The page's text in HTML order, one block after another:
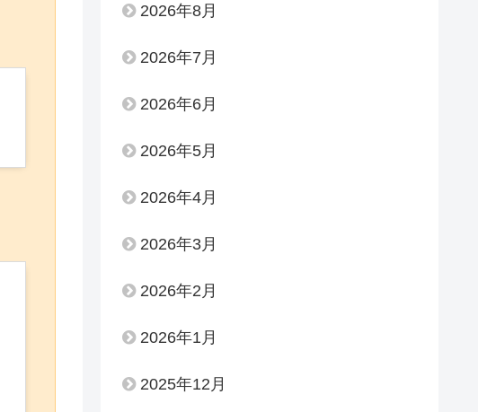
2026年8月
2026年7月
2026年6月
2026年5月
2026年4月
2026年3月
2026年2月
2026年1月
2025年12月